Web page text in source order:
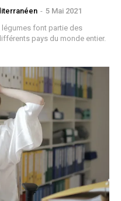
- 5 Mai 2021
font partie des
pays du monde entier.